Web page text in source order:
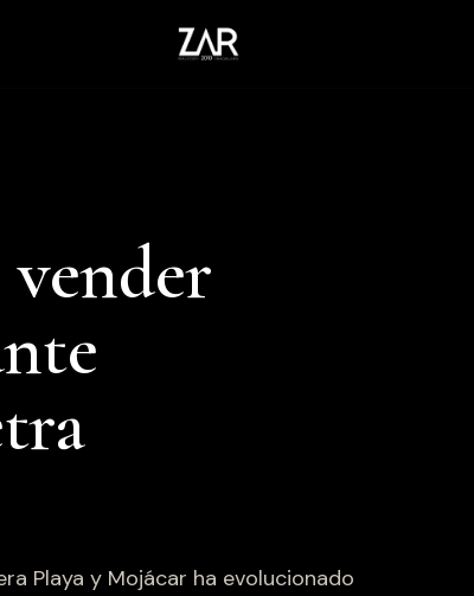
VENDE TU CASA
Playa y Mojácar ha evolucionado